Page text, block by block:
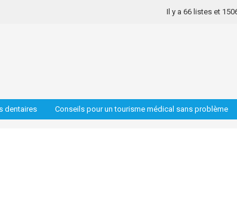
Il y a 66 listes et
dentaires Conseils pour un tourisme médical sans problème